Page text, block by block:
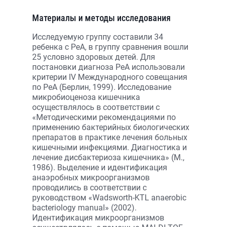
Материалы и методы исследования
Исследуемую группу составили 34
ребенка с РеА, в группу сравнения вошли
25 условно здоровых детей. Для
постановки диагноза РеА использовали
критерии IV Международного совещания
по РеА (Берлин, 1999). Исследование
микробиоценоза кишечника
осуществлялось в соответствии с
«Методическими рекомендациями по
применению бактерийных биологических
препаратов в практике лечения больных
кишечными инфекциями. Диагностика и
лечение дисбактериоза кишечника» (М.,
1986). Выделение и идентификация
анаэробных микроорганизмов
проводились в соответствии с
руководством «Wadsworth-KTL anaerobic
bacteriology manual» (2002).
Идентификация микроорганизмов